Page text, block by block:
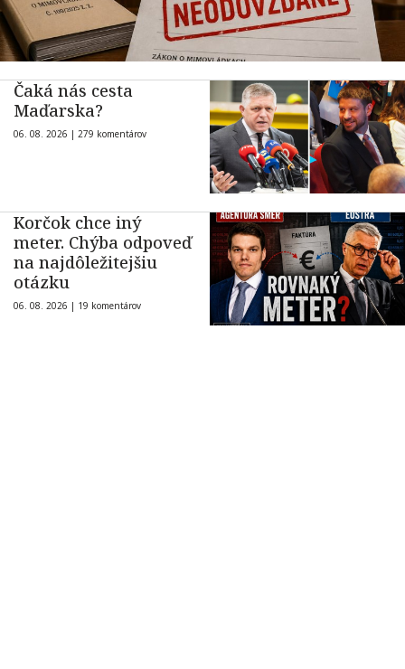
Čaká nás cesta
Maďarska?
06. 08. 2026 | 279 komentárov
Korčok chce iný
meter. Chýba odpoveď
na najdôležitejšiu
otázku
06. 08. 2026 | 19 komentárov